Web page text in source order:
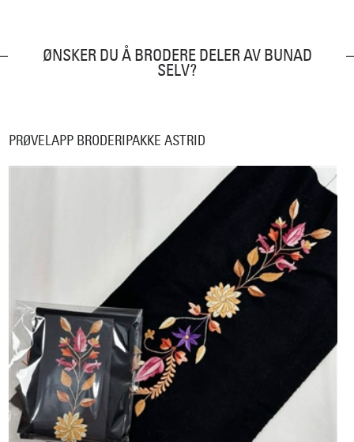
ØNSKER DU Å BRODERE DELER AV BUNAD
SELV?
PRØVELAPP BRODERIPAKKE ASTRID